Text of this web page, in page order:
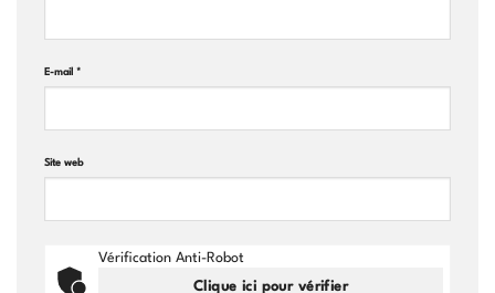
E-mail *
Site web
Vérification Anti-Robot
Clique ici pour vérifier